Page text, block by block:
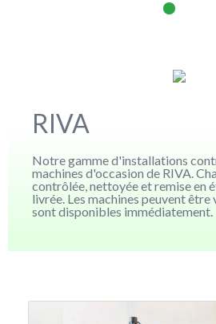
RIVA
Notre gamme d'installations
machines d'occasion de RIVA.
contrôlée, nettoyée et remise en
livrée. Les machines peuvent être
sont disponibles immédiatement.